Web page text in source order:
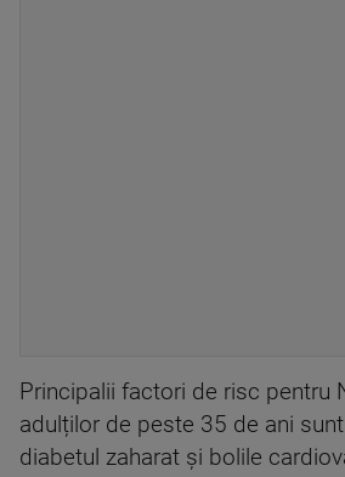
Principalii factori de risc pentru
adulților de peste 35 de ani
diabetul zaharat și bolile